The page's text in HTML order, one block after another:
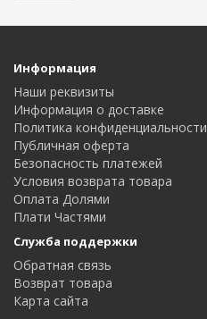
Информация
Наши реквизиты
Информация о доставке
Политика конфиденциальности
Публичная оферта
Безопасность платежей
Условия возврата товара
Оплата Долями
Плати Частями
Служба поддержки
Обратная связь
Возврат товара
Карта сайта